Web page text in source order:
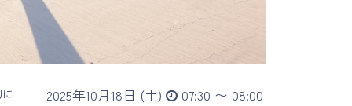
2025年10月18日 (土)
07:30 〜 08:00